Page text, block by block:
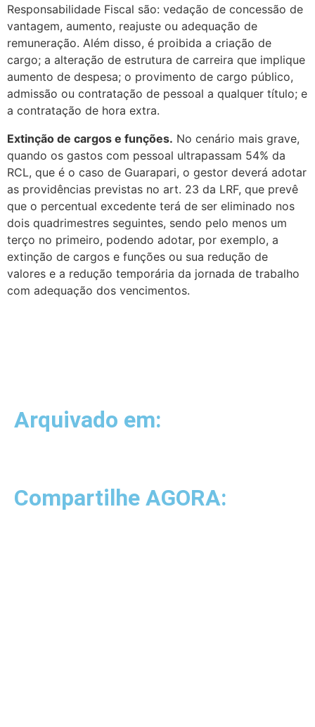
Responsabilidade Fiscal são: vedação de concessão de
vantagem, aumento, reajuste ou adequação de
remuneração. Além disso, é proibida a criação de
cargo; a alteração de estrutura de carreira que implique
aumento de despesa; o provimento de cargo público,
admissão ou contratação de pessoal a qualquer título; e
a contratação de hora extra.
Extinção de cargos e funções. No cenário mais grave,
quando os gastos com pessoal ultrapassam 54% da
RCL, que é o caso de Guarapari, o gestor deverá adotar
as providências previstas no art. 23 da LRF, que prevê
que o percentual excedente terá de ser eliminado nos
dois quadrimestres seguintes, sendo pelo menos um
terço no primeiro, podendo adotar, por exemplo, a
extinção de cargos e funções ou sua redução de
valores e a redução temporária da jornada de trabalho
com adequação dos vencimentos.
Arquivado em:
Compartilhe AGORA: